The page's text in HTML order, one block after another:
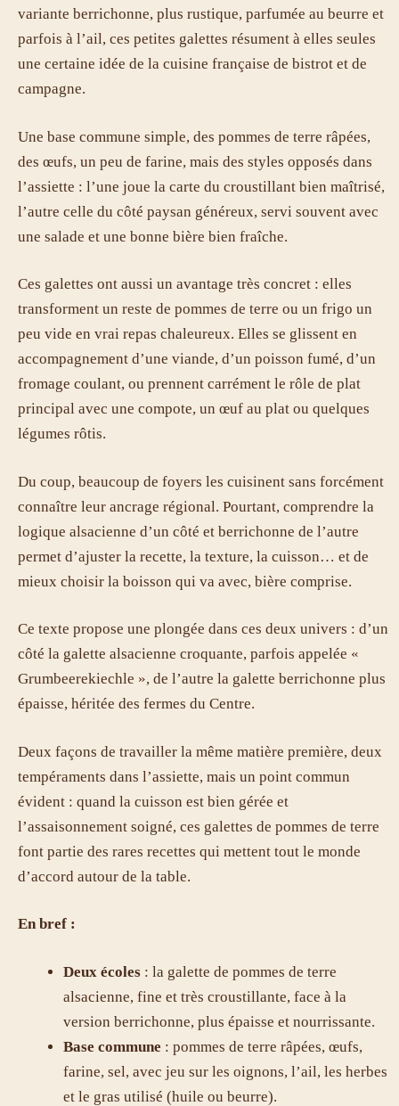
variante berrichonne, plus rustique, parfumée au beurre et
parfois à l’ail, ces petites galettes résument à elles seules
une certaine idée de la cuisine française de bistrot et de
campagne.
Une base commune simple, des pommes de terre râpées,
des œufs, un peu de farine, mais des styles opposés dans
l’assiette : l’une joue la carte du croustillant bien maîtrisé,
l’autre celle du côté paysan généreux, servi souvent avec
une salade et une bonne bière bien fraîche.
Ces galettes ont aussi un avantage très concret : elles
transforment un reste de pommes de terre ou un frigo un
peu vide en vrai repas chaleureux. Elles se glissent en
accompagnement d’une viande, d’un poisson fumé, d’un
fromage coulant, ou prennent carrément le rôle de plat
principal avec une compote, un œuf au plat ou quelques
légumes rôtis.
Du coup, beaucoup de foyers les cuisinent sans forcément
connaître leur ancrage régional. Pourtant, comprendre la
logique alsacienne d’un côté et berrichonne de l’autre
permet d’ajuster la recette, la texture, la cuisson… et de
mieux choisir la boisson qui va avec, bière comprise.
Ce texte propose une plongée dans ces deux univers : d’un
côté la galette alsacienne croquante, parfois appelée «
Grumbeerekiechle », de l’autre la galette berrichonne plus
épaisse, héritée des fermes du Centre.
Deux façons de travailler la même matière première, deux
tempéraments dans l’assiette, mais un point commun
évident : quand la cuisson est bien gérée et
l’assaisonnement soigné, ces galettes de pommes de terre
font partie des rares recettes qui mettent tout le monde
d’accord autour de la table.
En bref :
Deux écoles : la galette de pommes de terre
alsacienne, fine et très croustillante, face à la
version berrichonne, plus épaisse et nourrissante.
Base commune : pommes de terre râpées, œufs,
farine, sel, avec jeu sur les oignons, l’ail, les herbes
et le gras utilisé (huile ou beurre).